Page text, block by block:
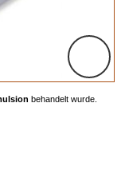
behandelt wurde.